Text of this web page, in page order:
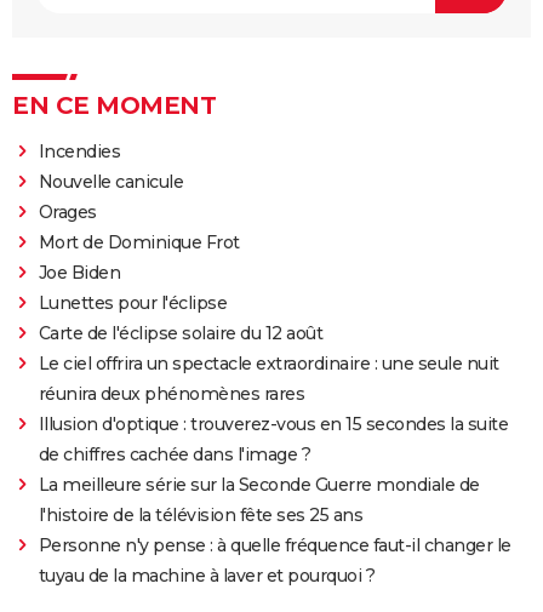
EN CE MOMENT
Incendies
Nouvelle canicule
Orages
Mort de Dominique Frot
Joe Biden
Lunettes pour l'éclipse
Carte de l'éclipse solaire du 12 août
Le ciel offrira un spectacle extraordinaire : une seule nuit
réunira deux phénomènes rares
Illusion d'optique : trouverez-vous en 15 secondes la suite
de chiffres cachée dans l'image ?
La meilleure série sur la Seconde Guerre mondiale de
l'histoire de la télévision fête ses 25 ans
Personne n'y pense : à quelle fréquence faut-il changer le
tuyau de la machine à laver et pourquoi ?